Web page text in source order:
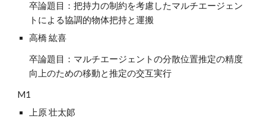
卒論題目：把持力の制約を考慮したマルチエージェン
トによる協調的物体把持と運搬
高橋 紘喜
卒論題目： マルチエージェントの分散位置推定の精度
向上のための移動と推定の交互実行
M1
上原 壮太郞